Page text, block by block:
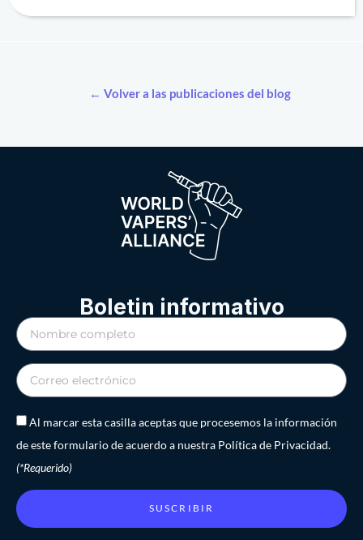
← Volver a las publicaciones del blog
Boletin informativo
Al marcar esta casilla aceptas que procesemos la información
de este formulario de acuerdo a nuestra Política de Privacidad.
(*Requerido)
SUSCRIBIR